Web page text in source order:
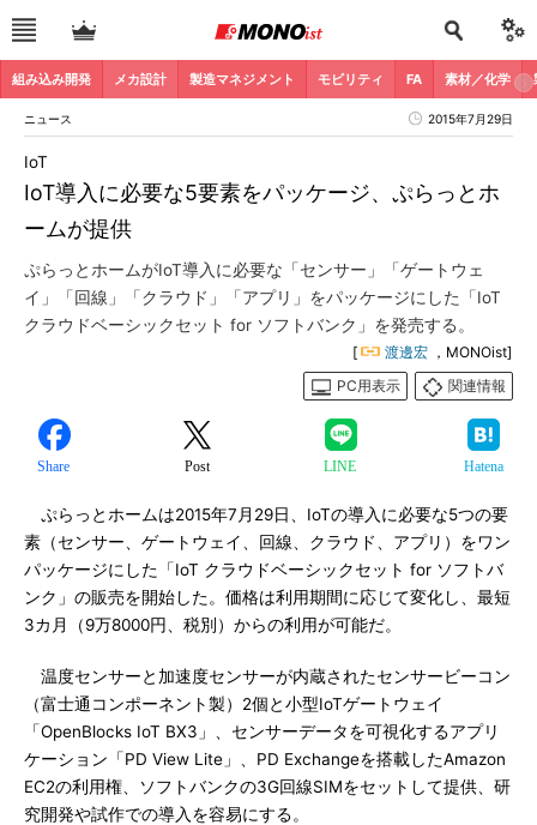
組み込み開発 メカ設計 製造マネジメント モビリティ FA 素材／化学
ニュース 2015年7月29日
IoT導入に必要な5要素をパッケージ、ぷらっとホ
ームが提供
IoT
ぷらっとホームがIoT導入に必要な「センサー」「ゲートウェ
イ」「回線」「クラウド」「アプリ」をパッケージにした「IoT
クラウドベーシックセット for ソフトバンク」を発売する。
[ 渡邊宏 ，MONOist]
PC用表示
関連情報
Share Post LINE Hatena
ぷらっとホームは2015年7月29日、IoTの導入に必要な5つの要
素（センサー、ゲートウェイ、回線、クラウド、アプリ）をワン
パッケージにした「IoT クラウドベーシックセット for ソフトバ
ンク」の販売を開始した。価格は利用期間に応じて変化し、最短
3カ月（9万8000円、税別）からの利用が可能だ。
温度センサーと加速度センサーが内蔵されたセンサービーコン
（富士通コンポーネント製）2個と小型IoTゲートウェイ
「OpenBlocks IoT BX3」、センサーデータを可視化するアプリ
ケーション「PD View Lite」、PD Exchangeを搭載したAmazon
EC2の利用権、ソフトバンクの3G回線SIMをセットして提供、研
究開発や試作での導入を容易にする。